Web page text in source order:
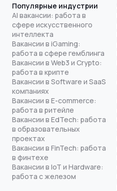
Популярные индустрии
AI вакансии: работа в
сфере искусственного
интеллекта
Вакансии в iGaming:
работа в сфере гемблинга
Вакансии в Web3 и Crypto:
работа в крипте
Вакансии в Software и SaaS
компаниях
Вакансии в E-commerce:
работа в ритейле
Вакансии в EdTech: работа
в образовательных
проектах
Вакансии в FinTech: работа
в финтехе
Вакансии в IoT и Hardware:
работа с железом